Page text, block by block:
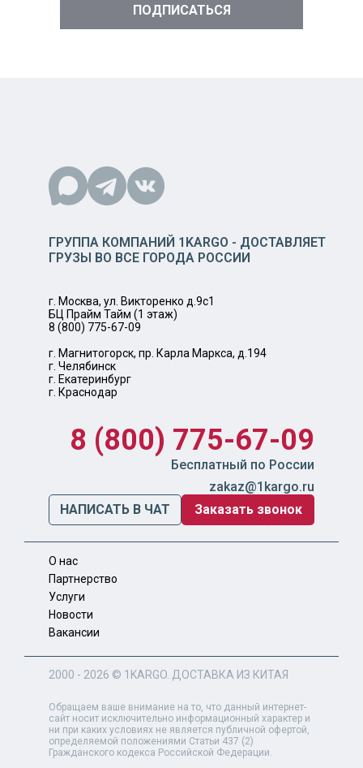
ГРУППА КОМПАНИЙ 1KARGO - ДОСТАВЛЯЕТ
ГРУЗЫ ВО ВСЕ ГОРОДА РОССИИ
г. Москва, ул. Викторенко д.9с1
БЦ Прайм Тайм (1 этаж)
8 (800) 775-67-09
г. Магнитогорск, пр. Карла Маркса, д.194
г. Челябинск
г. Екатеринбург
г. Краснодар
8 (800) 775-67-09
Бесплатный по России
zakaz@1kargo.ru
НАПИСАТЬ В ЧАТ
Заказать звонок
О нас
Партнерство
Услуги
Новости
Вакансии
2000 - 2026 © 1KARGO . ДОСТАВКА ИЗ КИТАЯ
Обращаем ваше внимание на то, что данный интернет-
сайт носит исключительно информационный характер и
ни при каких условиях не является публичной офертой,
определяемой положениями Статьи 437 (2)
Гражданского кодекса Российской Федерации.